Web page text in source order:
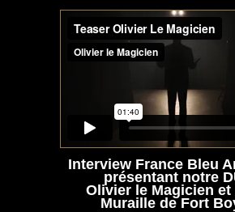
Interview France Bleu
présentant notre
Olivier le Magicien et
Muraille de Fort